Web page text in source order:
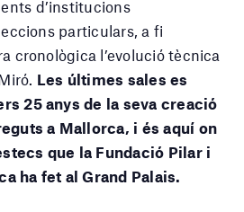
d’institucions
particulars, a fi
cronològica l’evolució tècnica
Les últimes sales es
25 anys de la seva creació
a Mallorca, i és aquí on
que la Fundació Pilar i
ha fet al Grand Palais.